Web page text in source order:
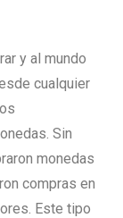
y al mundo
cualquier
Sin
monedas
compras en
Este tipo